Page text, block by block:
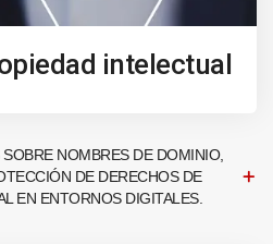
intelectual
NOMBRES DE DOMINIO,
DE DERECHOS DE
EN ENTORNOS DIGITALES.